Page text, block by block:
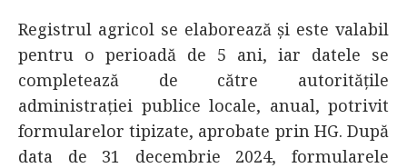
Registrul agricol se elaborează și este valabil
pentru o perioadă de 5 ani, iar datele se
completează de către autoritățile
administrației publice locale, anual, potrivit
formularelor tipizate, aprobate prin HG. După
data de 31 decembrie 2024, formularele